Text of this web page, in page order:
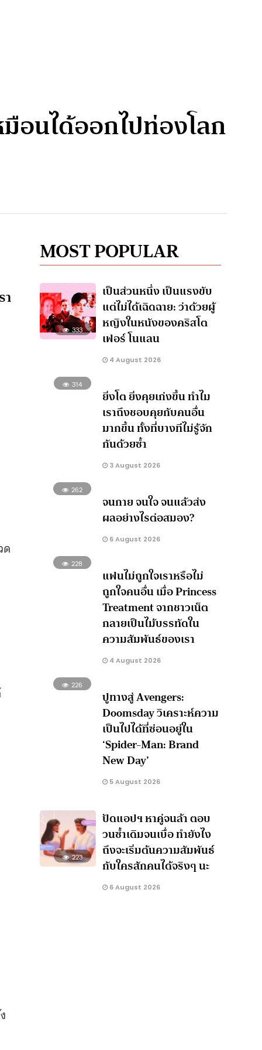
อนได้ออกไปท่องโลก
ด
MOST POPULAR
333
เป็นส่วนหนึ่ง เป็นแรงขับ
แต่ไม่ได้เฉิดฉาย: ว่าด้วยผู้
หญิงในหนังของคริสโต
เฟอร์ โนแลน
4 August 2026
314
ยิ่งโต ยิ่งคุยเก่งขึ้น ทำไม
เราถึงชอบคุยกับคนอื่น
มากขึ้น ทั้งที่บางทีไม่รู้จัก
กันด้วยซ้ำ
3 August 2026
262
จนกาย จนใจ จนแล้วส่ง
ผลอย่างไรต่อสมอง?
6 August 2026
228
แฟนไม่ถูกใจเราหรือไม่
ถูกใจคนอื่น เมื่อ Princess
Treatment จากชาวเน็ต
กลายเป็นไม้บรรทัดใน
ความสัมพันธ์ของเรา
4 August 2026
226
ปูทางสู่ Avengers:
Doomsday วิเคราะห์ความ
เป็นไปได้ที่ซ่อนอยู่ใน
‘Spider-Man: Brand
New Day’
5 August 2026
223
ปัดแอปฯ หาคู่จนล้า ตอบ
วนซ้ำเดิมจนเบื่อ ทำยังไง
ถึงจะเริ่มต้นความสัมพันธ์
กับใครสักคนได้จริงๆ นะ
6 August 2026